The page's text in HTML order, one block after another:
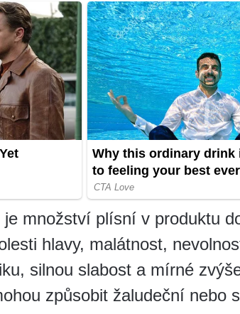
je množství plísní v produktu
hlavy, malátnost,
silnou slabost a mírné
způsobit žaludeční nebo